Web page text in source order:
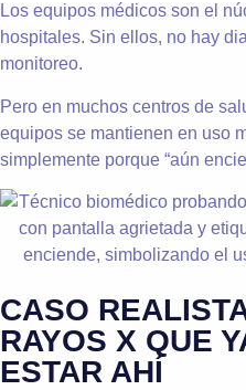
Los equipos médicos son el
hospitales. Sin ellos, no hay
monitoreo.
Pero en muchos centros de
equipos se mantienen en uso
simplemente porque “aún
CASO
RAYOS X QUE
ESTAR AHÍ